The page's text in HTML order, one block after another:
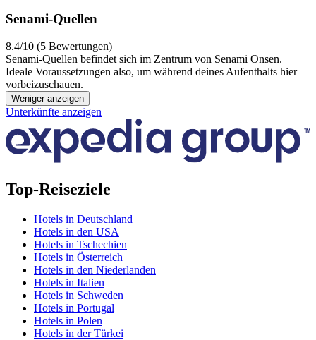
Senami-Quellen
8.4/10 (5 Bewertungen)
Senami-Quellen befindet sich im Zentrum von Senami Onsen.
Ideale Voraussetzungen also, um während deines Aufenthalts hier
vorbeizuschauen.
Weniger anzeigen
Unterkünfte anzeigen
Top-Reiseziele
Hotels in Deutschland
Hotels in den USA
Hotels in Tschechien
Hotels in Österreich
Hotels in den Niederlanden
Hotels in Italien
Hotels in Schweden
Hotels in Portugal
Hotels in Polen
Hotels in der Türkei